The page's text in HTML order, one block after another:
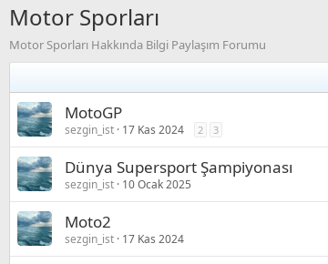
Motor Sporları
Motor Sporları Hakkında Bilgi Paylaşım Forumu
MotoGP
sezgin_ist 17 Kas 2024 2 3
Dünya Supersport Şampiyonası
sezgin_ist 10 Ocak 2025
Moto2
sezgin_ist 17 Kas 2024